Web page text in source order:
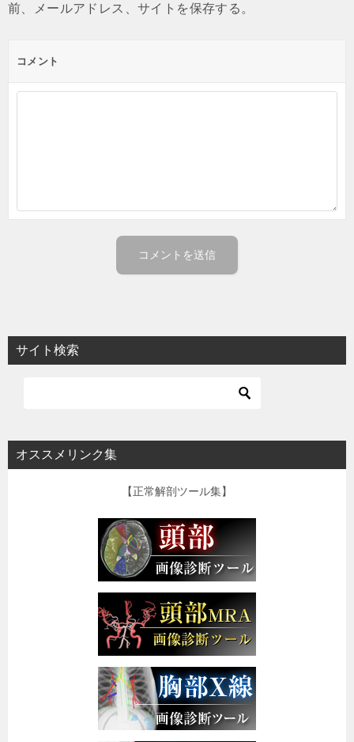
前、メールアドレス、サイトを保存する。
コメント
サイト検索
オススメリンク集
【正常解剖ツール集】